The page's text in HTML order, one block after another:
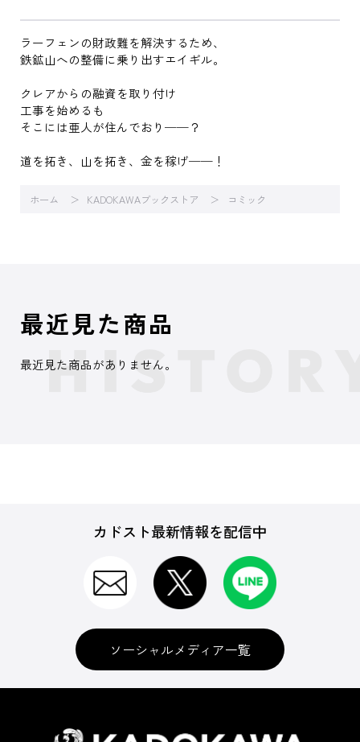
ラーフェンの財政難を解決するため、
鉄鉱山への整備に乗り出すエイギル。
クレアからの融資を取り付け
工事を始めるも
そこには亜人が住んでおり──？
道を拓き、山を拓き、金を稼げ──！
ホーム KADOKAWAブックストア コミック
最近見た商品
最近見た商品がありません。
カドスト最新情報を配信中
ソーシャルメディア一覧